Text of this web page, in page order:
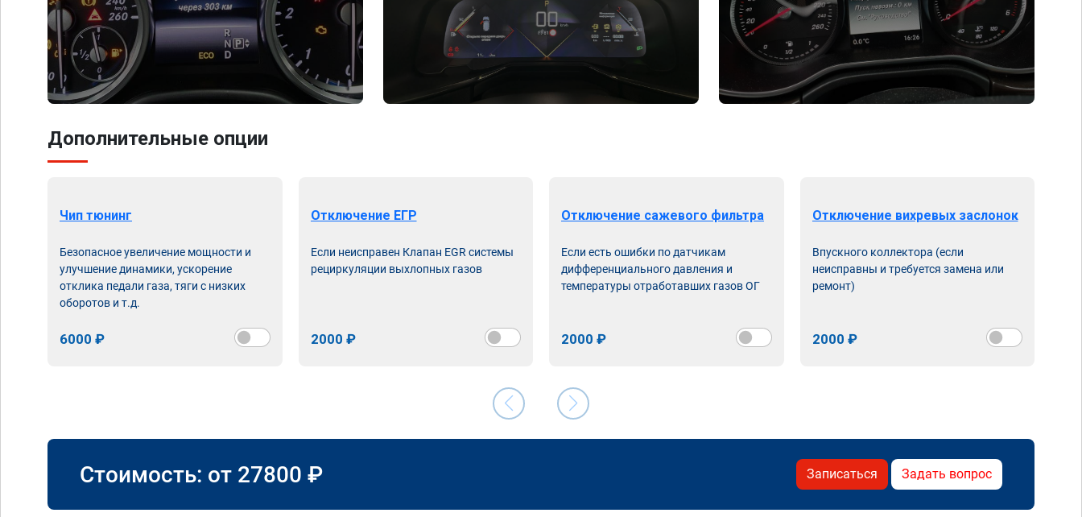
Дополнительные опции
Чип тюнинг
Безопасное увеличение мощности и
улучшение динамики, ускорение
отклика педали газа, тяги с низких
оборотов и т.д.
6000 ₽
Отключение ЕГР
Если неисправен Клапан EGR системы
рециркуляции выхлопных газов
2000 ₽
Отключение сажевого фильтра
Если есть ошибки по датчикам
дифференциального давления и
температуры отработавших газов ОГ
2000 ₽
Отключение вихревых заслонок
Впускного коллектора (если
неисправны и требуется замена или
ремонт)
2000 ₽
Стоимость: от 27800 ₽ Записаться Задать вопрос